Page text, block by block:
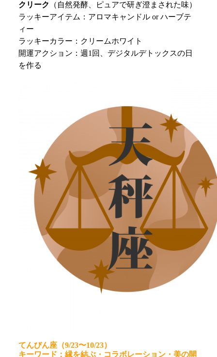
クリーク
（自然発酵、ピュアで研ぎ澄まされた味）
ラッキーアイテム：アロマキャンドル or ハーブテ
ィー
ラッキーカラー：クリームホワイト
開運アクション：週1回、デジタルデトックスの日
を作る
てんびん座（9/23〜10/23）
キーワード：縁を結ぶ・コラボレーション・美の開